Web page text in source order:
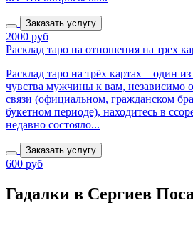
Заказать услугу
2000 руб
Расклад таро на отношения на трех
Расклад таро на трёх картах – один
чувства мужчины к вам, независимо
связи (официальном, гражданском
букетном периоде), находитесь в
недавно состояло...
Заказать услугу
600 руб
Гадалки в Сергиев